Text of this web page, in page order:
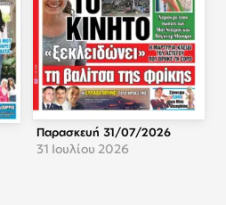
Παρασκευή 31/07/2026
31 Ιουλίου 2026